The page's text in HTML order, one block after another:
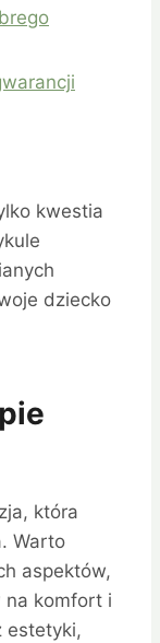
kwestia
dziecko
która
Warto
aspektów,
na komfort i
estetyki,